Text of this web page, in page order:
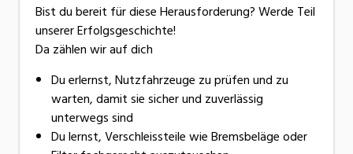
Bist du bereit für diese Herausforderung? Werde Teil
unserer Erfolgsgeschichte!
Da zählen wir auf dich
Du erlernst, Nutzfahrzeuge zu prüfen und zu
warten, damit sie sicher und zuverlässig
unterwegs sind
Du lernst, Verschleissteile wie Bremsbeläge oder